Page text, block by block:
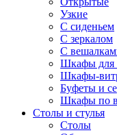
Узкие
С сиденьем
С зеркалом
С
Шкафы для
Шкафы-
Буфеты и
Шкафы по
Столы и стулья
Столы